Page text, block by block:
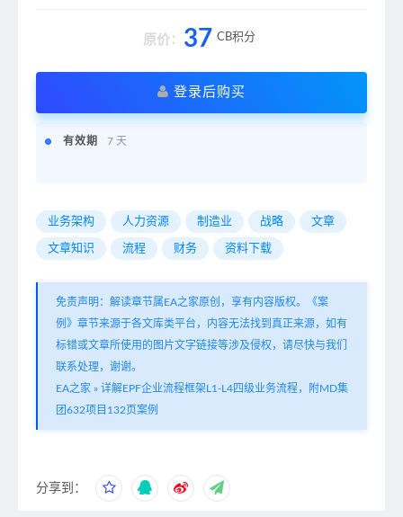
原价： 37 CB积分
登录后购买
有效期 7 天
业务架构 人力资源 制造业 战略 文章
文章知识 流程 财务 资料下载
免责声明：解读章节属EA之家原创，享有内容版权。《案
例》章节来源于各文库类平台，内容无法找到真正来源，如有
标错或文章所使用的图片文字链接等涉及侵权，请尽快与我们
联系处理，谢谢。
EA之家 » 详解EPF企业流程框架L1-L4四级业务流程，附MD集
团632项目132页案例
分享到：